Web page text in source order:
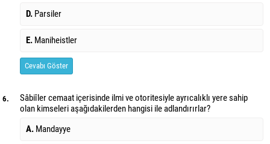
D. Parsiler
E. Maniheistler
Cevabı Göster
6.
Sâbiîler cemaat içerisinde ilmi ve otoritesiyle ayrıcalıklı yere sahip
olan kimseleri aşağıdakilerden hangisi ile adlandırırlar?
A. Mandayye